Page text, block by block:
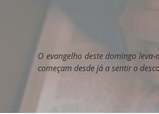
O evangelho deste domingo
começam desde já a sentir o